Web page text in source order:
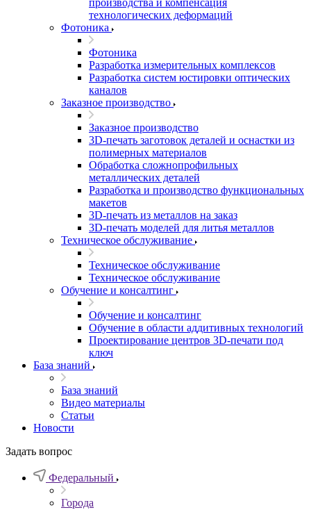
производства и компенсация
технологических деформаций
Фотоника
Фотоника
Разработка измерительных комплексов
Разработка систем юстировки оптических
каналов
Заказное производство
Заказное производство
3D-печать заготовок деталей и оснастки из
полимерных материалов
Обработка сложнопрофильных
металлических деталей
Разработка и производство функциональных
макетов
3D-печать из металлов на заказ
3D-печать моделей для литья металлов
Техническое обслуживание
Техническое обслуживание
Техническое обслуживание
Обучение и консалтинг
Обучение и консалтинг
Обучение в области аддитивных технологий
Проектирование центров 3D-печати под
ключ
База знаний
База знаний
Видео материалы
Статьи
Новости
Задать вопрос
Федеральный
Города